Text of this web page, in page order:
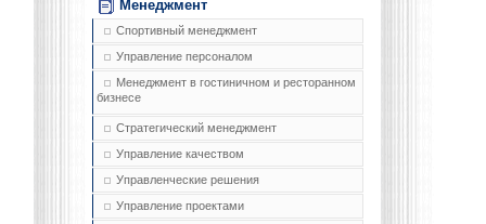
Менеджмент
Спортивный менеджмент
Управление персоналом
Менеджмент в гостиничном и ресторанном
бизнесе
Стратегический менеджмент
Управление качеством
Управленческие решения
Управление проектами